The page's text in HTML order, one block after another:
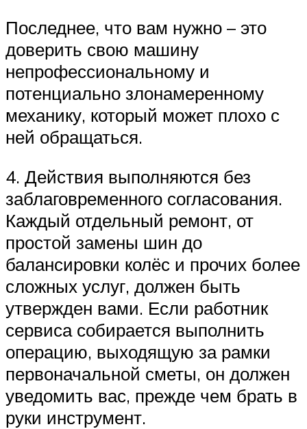
Последнее, что вам нужно – это
доверить свою машину
непрофессиональному и
потенциально злонамеренному
механику, который может плохо с
ней обращаться.
4. Действия выполняются без
заблаговременного согласования.
Каждый отдельный ремонт, от
простой замены шин до
балансировки колёс и прочих более
сложных услуг, должен быть
утвержден вами. Если работник
сервиса собирается выполнить
операцию, выходящую за рамки
первоначальной сметы, он должен
уведомить вас, прежде чем брать в
руки инструмент.